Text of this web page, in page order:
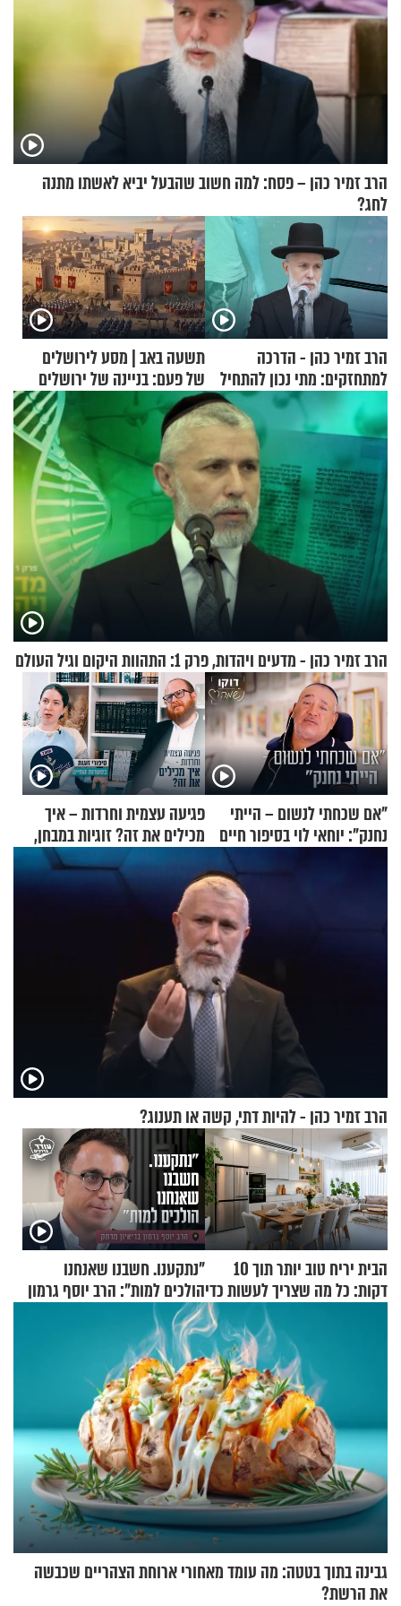
הרב זמיר כהן – פסח: למה חשוב שהבעל יביא לאשתו מתנה
לחג?
הרב זמיר כהן - הדרכה
למתחזקים: מתי נכון להתחיל
עם לבישת הציצית?
תשעה באב | מסע לירושלים
של פעם: בניינה של ירושלים
הרב זמיר כהן - מדעים ויהדות, פרק 1: התהוות היקום וגיל העולם
"אם שכחתי לנשום – הייתי
נחנק": יוחאי לוי בסיפור חיים
פגיעה עצמית וחרדות – איך
מכילים את זה? זוגיות במבחן,
הפעם עם יהודית ואלתר כהן
הרב זמיר כהן - להיות דתי, קשה או תענוג?
הבית יריח טוב יותר תוך 10
דקות: כל מה שצריך לעשות כדי
"נתקענו. חשבנו שאנחנו
הולכים למות": הרב יוסף גרמון
בריאיון מרתק
גבינה בתוך בטטה: מה עומד מאחורי ארוחת הצהריים שכבשה
את הרשת?